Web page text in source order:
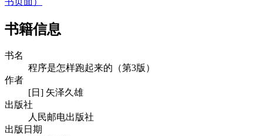
书籍信息
书名
程序是怎样跑起来的（第3版）
作者
[日] 矢泽久雄
出版社
人民邮电出版社
出版日期